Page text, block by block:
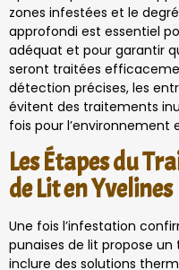
zones infestées et le
approfondi est essentiel
adéquat et pour garantir
seront traitées
détection précises, les
évitent des traitements
fois pour l’environnement
Les Étapes du
de Lit en Yvelines
Une fois l’infestation
punaises de lit propose
inclure des solutions